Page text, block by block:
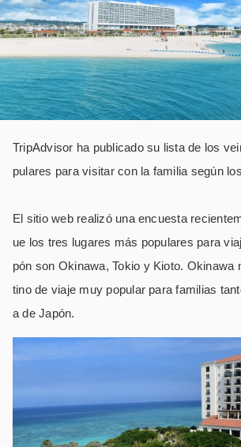
TripAdvisor ha publicado su lista de los
pulares para visitar con la familia según
El sitio web realizó una encuesta
ue los tres lugares más populares para
pón son Okinawa, Tokio y Kioto. Okinawa
tino de viaje muy popular para familias
a de Japón.